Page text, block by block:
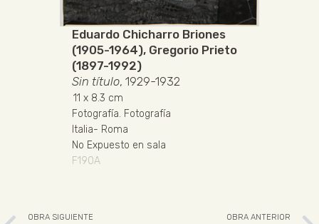
Eduardo Chicharro Briones
(1905-1964), Gregorio Prieto
(1897-1992)
Sin título, 1929-1932
11 x 8.3 cm
Fotografía. Fotografía
Italia- Roma
No Expuesto en sala
F190A
OBRA SIGUIENTE OBRA ANTERIOR